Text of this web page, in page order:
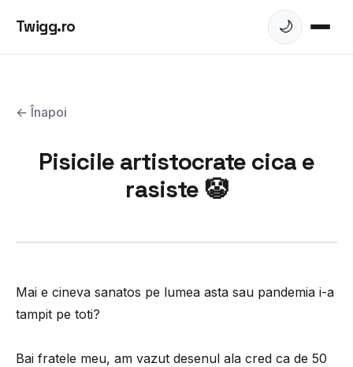
Twigg.ro 🌙
← Înapoi
Pisicile artistocrate cica e
rasiste 🤡
Mai e cineva sanatos pe lumea asta sau pandemia i-a
tampit pe toti?
Bai fratele meu, am vazut desenul ala cred ca de 50